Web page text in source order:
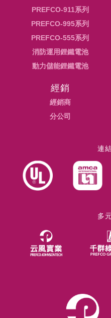
PREFCO-911系列
PREFCO-995系列
PREFCO-555系列
消防運用鋰鐵電池
動力儲能鋰鐵電池
經銷
經銷商
分公司
連
多